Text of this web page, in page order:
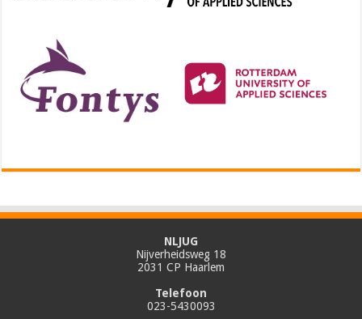
NLJUG
Nijverheidsweg 18
2031 CP Haarlem
Telefoon
023-5430093